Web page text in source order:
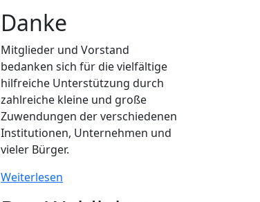
Danke
Mitglieder und Vorstand
bedanken sich für die vielfältige
hilfreiche Unterstützung durch
zahlreiche kleine und große
Zuwendungen der verschiedenen
Institutionen, Unternehmen und
vieler Bürger.
Weiterlesen